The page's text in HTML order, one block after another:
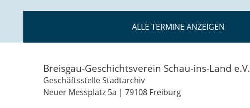
ALLE TERMINE ANZEIGEN
Breisgau-Geschichtsverein Schau-ins-Land e.V.
Geschäftsstelle Stadtarchiv
Neuer Messplatz 5a | 79108 Freiburg